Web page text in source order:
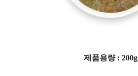
제품용량 : 200g